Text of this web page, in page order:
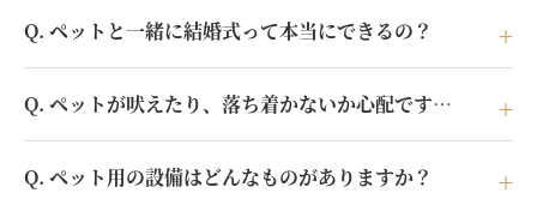
Q. ペットと一緒に結婚式って本当にできるの？
Q. ペットが吠えたり、落ち着かないか心配です…
Q. ペット用の設備はどんなものがありますか？